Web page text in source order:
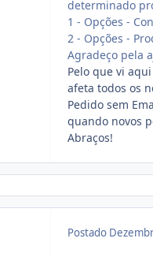
determinado
1 - Opções -
2 - Opções -
Agradeço pela
Pelo que vi
afeta todos os
Pedido sem
quando novos
Abraços!
Postado